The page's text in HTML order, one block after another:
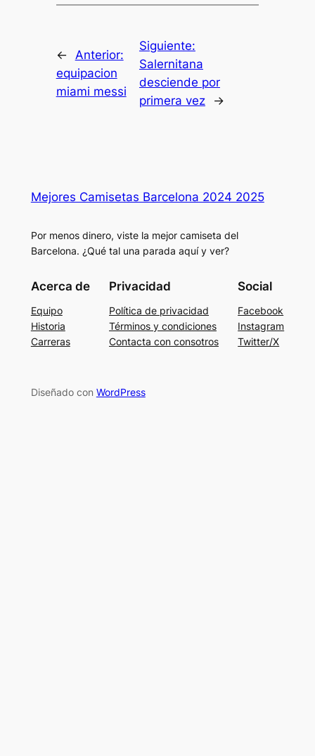
← Anterior:
equipacion
miami messi
Siguiente:
Salernitana
desciende por
primera vez
→
Mejores Camisetas Barcelona 2024 2025
Por menos dinero, viste la mejor camiseta del
Barcelona. ¿Qué tal una parada aquí y ver?
Acerca de
Equipo
Historia
Carreras
Privacidad
Política de privacidad
Términos y condiciones
Contacta con consotros
Social
Facebook
Instagram
Twitter/X
Diseñado con WordPress